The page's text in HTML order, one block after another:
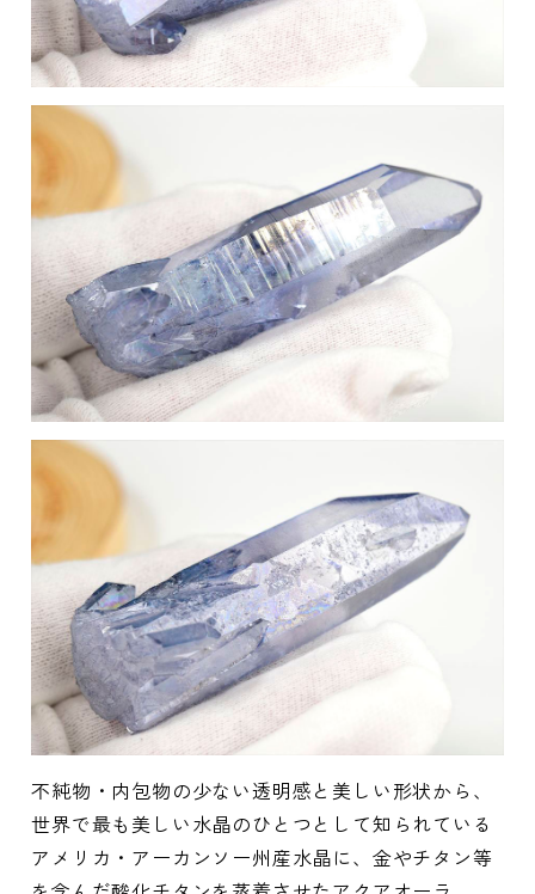
不純物・内包物の少ない透明感と美しい形状から、
世界で最も美しい水晶のひとつとして知られている
アメリカ・アーカンソー州産水晶に、金やチタン等